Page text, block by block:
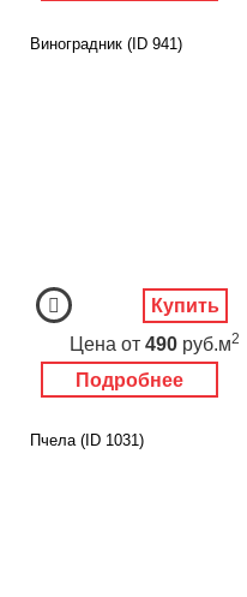
Виноградник (ID 941)
Подробнее
Цена от 490 руб.м2
Купить
Пчела (ID 1031)